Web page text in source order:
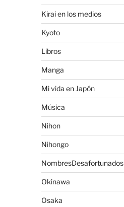
Kirai en los medios
Kyoto
Libros
Manga
Mi vida en Japón
Música
Nihon
Nihongo
NombresDesafortunados
Okinawa
Osaka